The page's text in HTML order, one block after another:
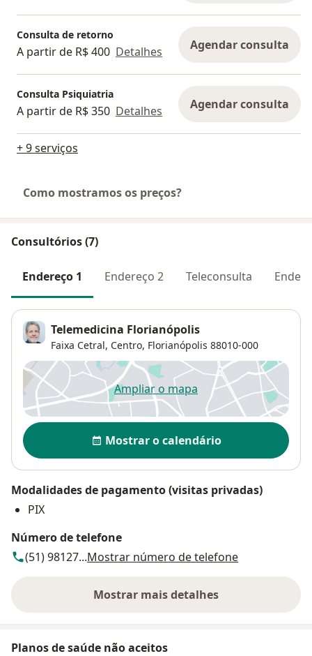
Consulta de retorno
A partir de R$ 400 Detalhes Agendar consulta
Consulta Psiquiatria
A partir de R$ 350 Detalhes Agendar consulta
+ 9 serviços
Como mostramos os preços?
Consultórios (7)
Endereço 1 Endereço 2 Teleconsulta
Telemedicina Florianópolis
Faixa Cetral, Centro, Florianópolis 88010-000
Ampliar o mapaabre num novo separador
Disponibilidade
Mostrar o calendário
Modalidades de pagamento (visitas privadas)
PIX
Número de telefone
(51) 98127...Mostrar número de telefone
Mostrar mais detalhes
sobre o endereço
Planos de saúde não aceitos